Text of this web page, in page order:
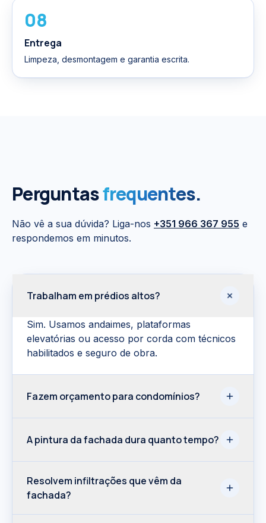
08
Entrega
Limpeza, desmontagem e garantia escrita.
Perguntasfrequentes.
Não vê a sua dúvida? Liga-nos +351 966 367 955 e
respondemos em minutos.
Trabalham em prédios altos?
Sim. Usamos andaimes, plataformas
elevatórias ou acesso por corda com técnicos
habilitados e seguro de obra.
Fazem orçamento para condomínios?
A pintura da fachada dura quanto tempo?
Resolvem infiltrações que vêm da
fachada?